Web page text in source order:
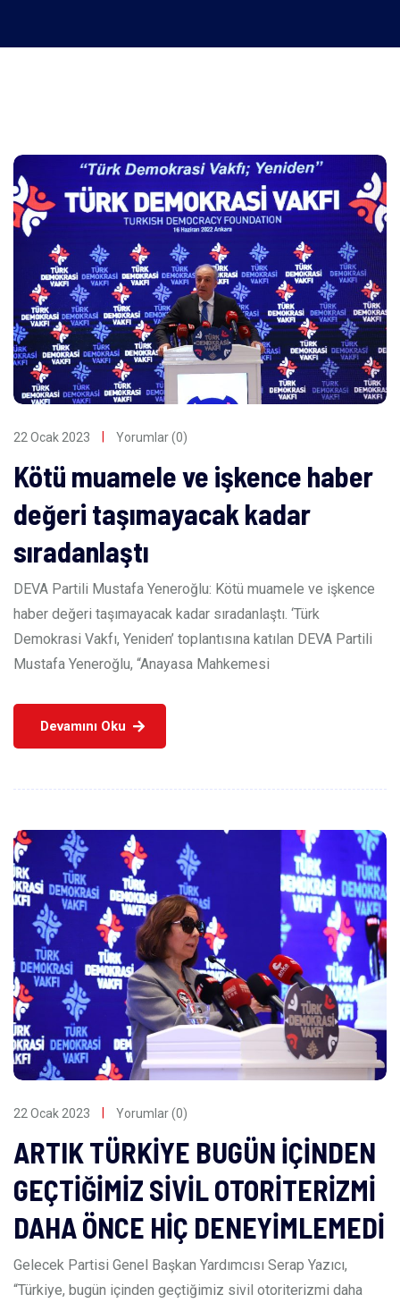
22 Ocak 2023 Yorumlar (0)
Kötü muamele ve işkence haber
değeri taşımayacak kadar
sıradanlaştı
DEVA Partili Mustafa Yeneroğlu: Kötü muamele ve işkence
haber değeri taşımayacak kadar sıradanlaştı. ‘Türk
Demokrasi Vakfı, Yeniden’ toplantısına katılan DEVA Partili
Mustafa Yeneroğlu, “Anayasa Mahkemesi
Devamını Oku
22 Ocak 2023 Yorumlar (0)
ARTIK TÜRKİYE BUGÜN İÇİNDEN
GEÇTİĞİMİZ SİVİL OTORİTERİZMİ
DAHA ÖNCE HİÇ DENEYİMLEMEDİ
Gelecek Partisi Genel Başkan Yardımcısı Serap Yazıcı,
“Türkiye, bugün içinden geçtiğimiz sivil otoriterizmi daha